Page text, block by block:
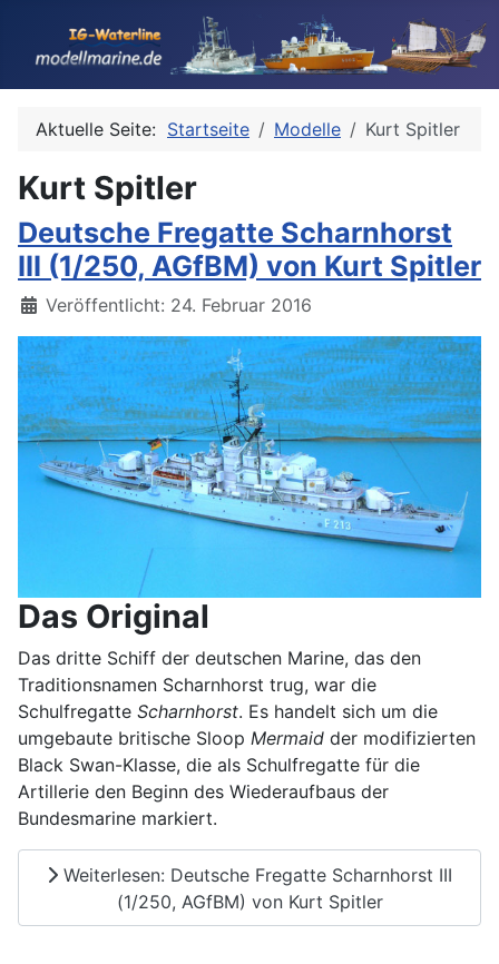
Aktuelle Seite: Startseite Modelle Kurt Spitler
Kurt Spitler
Deutsche Fregatte Scharnhorst
III (1/250, AGfBM) von Kurt Spitler
Details
Veröffentlicht: 24. Februar 2016
Das Original
Das dritte Schiff der deutschen Marine, das den
Traditionsnamen Scharnhorst trug, war die
Schulfregatte Scharnhorst. Es handelt sich um die
umgebaute britische Sloop Mermaid der modifizierten
Black Swan-Klasse, die als Schulfregatte für die
Artillerie den Beginn des Wiederaufbaus der
Bundesmarine markiert.
Weiterlesen: Deutsche Fregatte Scharnhorst III
(1/250, AGfBM) von Kurt Spitler